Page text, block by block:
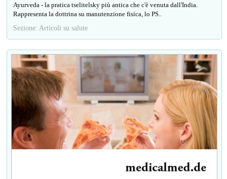
Ayurveda - la pratica tselitelsky più antica che c'è venuta dall'India.
Rappresenta la dottrina su manutenzione fisica, lo PS..
Sezione: Articoli su salute